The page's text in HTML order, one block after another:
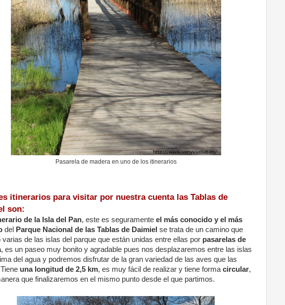
Pasarela de madera en uno de los itinerarios
itinerarios para visitar por nuestra cuenta las Tablas de
son:
de la Isla del Pan, este es seguramente el más conocido y el más
del Parque Nacional de las Tablas de Daimiel se trata de un camino que
varias de las islas del parque que están unidas entre ellas por pasarelas de
, es un paseo muy bonito y agradable pues nos desplazaremos entre las islas
del agua y podremos disfrutar de la gran variedad de las aves que las
una longitud de 2,5 km, es muy fácil de realizar y tiene formacircular,
que finalizaremos en el mismo punto desde el que partimos.